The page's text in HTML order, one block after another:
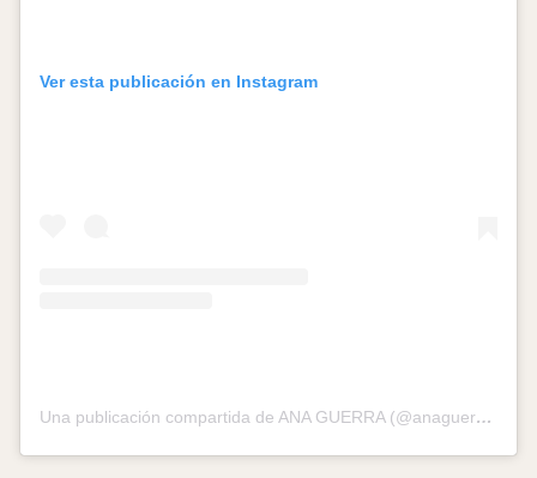
Ver esta publicación en Instagram
Una publicación compartida de ANA GUERRA (@anaguerramusic)